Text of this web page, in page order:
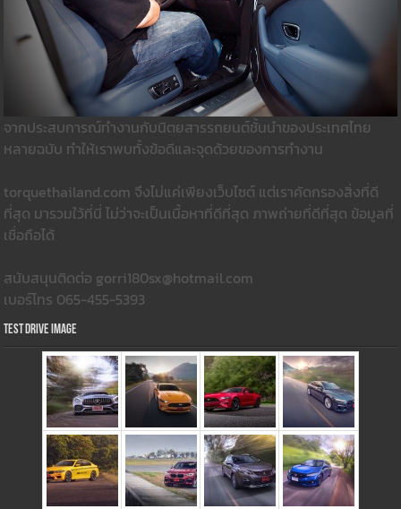
จากประสบการณ์ทำงานกับนิตยสารรถยนต์ชั้นนำของประเทศไทย
หลายฉบับ ทำให้เราพบทั้งข้อดีและจุดด้วยของการทำงาน
torquethailand.com จึงไม่แค่เพียงเว็บไซต์ แต่เราคัดกรองสิ่งที่ดี
ที่สุด มารวมใว้ที่นี่ ไม่ว่าจะเป็นเนื้อหาที่ดีที่สุด ภาพถ่ายที่ดีที่สุด ข้อมูลที่
เชื่อถือได้
สนับสนุนติดต่อ gorri180sx@hotmail.com
เบอร์โทร 065-455-5393
Test Drive Image